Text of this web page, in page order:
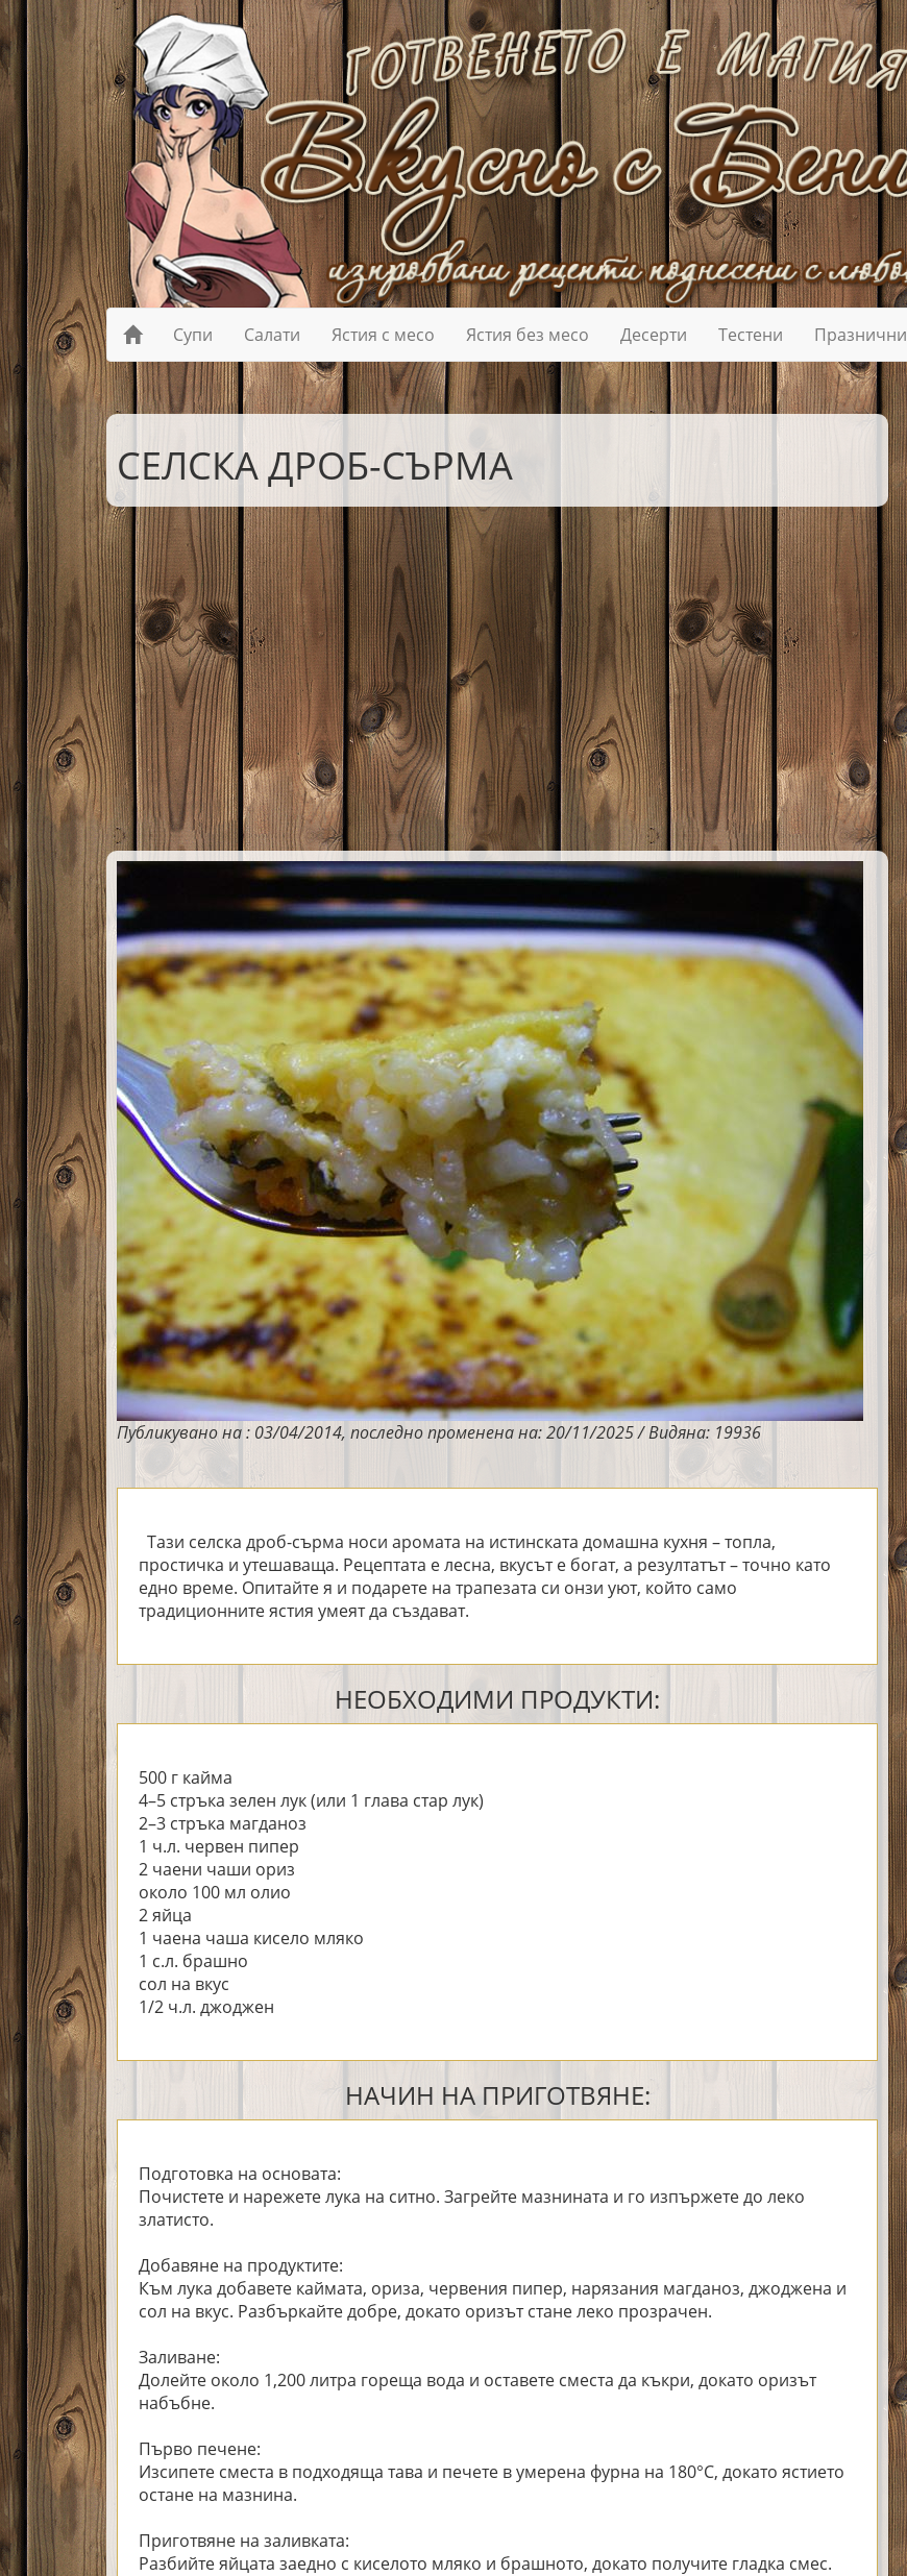
Супи Салати Ястия с месо Ястия без месо Десерти Тестени Празнични
СЕЛСКА ДРОБ-СЪРМА
Публикувано на : 03/04/2014, последно променена на: 20/11/2025 / Видяна: 19936
Тази селска дроб-сърма носи аромата на истинската домашна кухня – топла,
простичка и утешаваща. Рецептата е лесна, вкусът е богат, а резултатът – точно като
едно време. Опитайте я и подарете на трапезата си онзи уют, който само
традиционните ястия умеят да създават.
НЕОБХОДИМИ ПРОДУКТИ:
500 г кайма
4–5 стръка зелен лук (или 1 глава стар лук)
2–3 стръка магданоз
1 ч.л. червен пипер
2 чаени чаши ориз
около 100 мл олио
2 яйца
1 чаена чаша кисело мляко
1 с.л. брашно
сол на вкус
1/2 ч.л. джоджен
НАЧИН НА ПРИГОТВЯНЕ:
Подготовка на основата:
Почистете и нарежете лука на ситно. Загрейте мазнината и го изпържете до леко
златисто.
Добавяне на продуктите:
Към лука добавете каймата, ориза, червения пипер, нарязания магданоз, джоджена и
сол на вкус. Разбъркайте добре, докато оризът стане леко прозрачен.
Заливане:
Долейте около 1,200 литра гореща вода и оставете сместа да къкри, докато оризът
набъбне.
Първо печене:
Изсипете сместа в подходяща тава и печете в умерена фурна на 180°C, докато ястието
остане на мазнина.
Приготвяне на заливката:
Разбийте яйцата заедно с киселото мляко и брашното, докато получите гладка смес.